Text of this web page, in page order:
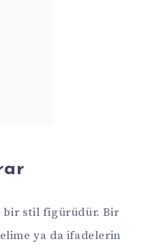
bir stil figürüdür. Bir
ya da ifadelerin